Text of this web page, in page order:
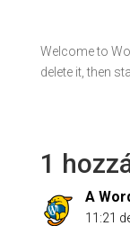
Welcome to
delete it, then
1
A
11:21